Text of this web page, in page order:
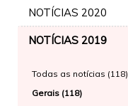
NOTÍCIAS 2020
NOTÍCIAS 2019
Todas as notícias (118)
Gerais (118)